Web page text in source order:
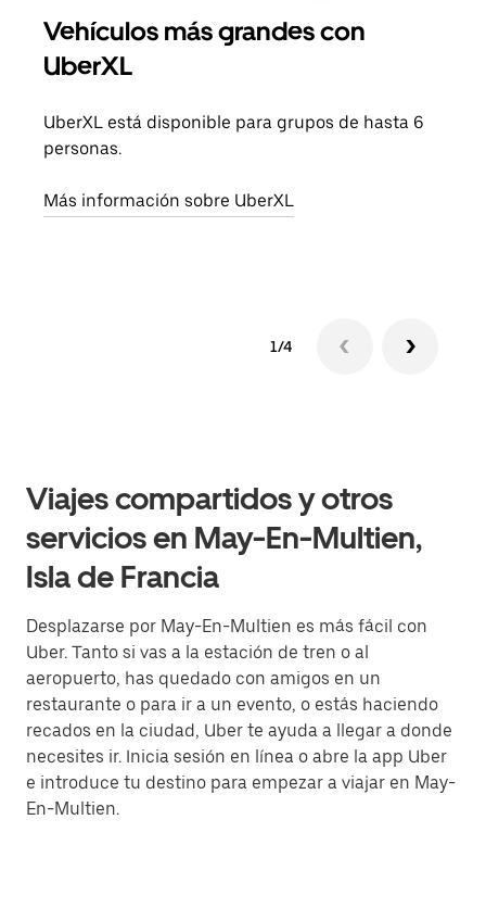
Vehículos más grandes con
UberXL
UberXL está disponible para grupos de hasta 6
personas.
Más información sobre UberXL
1/4
Viajes compartidos y otros
servicios en May-En-Multien,
Isla de Francia
Desplazarse por May-En-Multien es más fácil con
Uber. Tanto si vas a la estación de tren o al
aeropuerto, has quedado con amigos en un
restaurante o para ir a un evento, o estás haciendo
recados en la ciudad, Uber te ayuda a llegar a donde
necesites ir. Inicia sesión en línea o abre la app Uber
e introduce tu destino para empezar a viajar en May-
En-Multien.